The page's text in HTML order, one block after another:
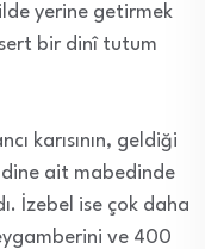
yerine getirmek
sert bir dinî tutum
karısının, geldiği
ait mabedinde
İzebel ise çok daha
ve 400